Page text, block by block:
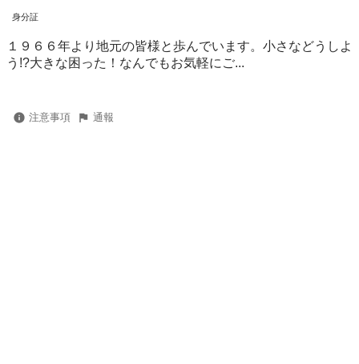
身分証
１９６６年より地元の皆様と歩んでいます。小さなどうしよ
う!?大きな困った！なんでもお気軽にご...
注意事項 通報